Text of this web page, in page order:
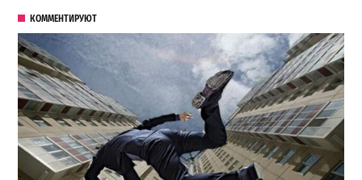
КОММЕНТИРУЮТ